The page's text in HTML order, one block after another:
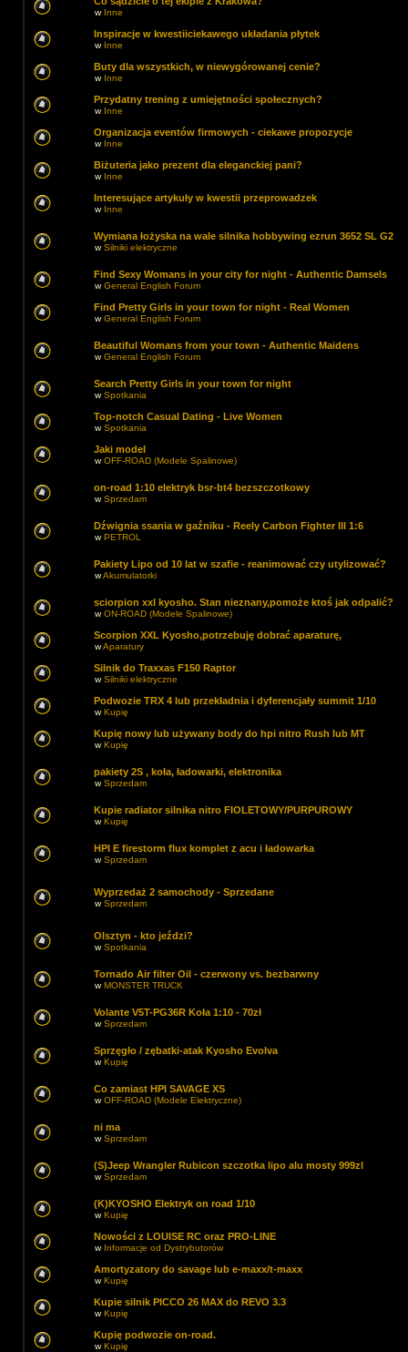
w Inne
Inspiracje w kwestiiciekawego układania płytek
w Inne
Buty dla wszystkich, w niewygórowanej cenie?
w Inne
Przydatny trening z umiejętności społecznych?
w Inne
Organizacja eventów firmowych - ciekawe propozycje
w Inne
Biżuteria jako prezent dla eleganckiej pani?
w Inne
Interesujące artykuły w kwestii przeprowadzek
w Inne
Wymiana łożyska na wale silnika hobbywing ezrun 3652 SL G2
wSilniki elektryczne
Find Sexy Womans in your city for night - Authentic Damsels
wGeneral English Forum
Find Pretty Girls in your town for night - Real Women
wGeneral English Forum
Beautiful Womans from your town - Authentic Maidens
wGeneral English Forum
Search Pretty Girls in your town for night
wSpotkania
Top-notch Сasual Dating - Live Women
wSpotkania
Jaki model
wOFF-ROAD (Modele Spalinowe)
on-road 1:10 elektryk bsr-bt4 bezszczotkowy
wSprzedam
Dźwignia ssania w gaźniku - Reely Carbon Fighter III 1:6
wPETROL
Pakiety Lipo od 10 lat w szafie - reanimować czy utylizować?
wAkumulatorki
sciorpion xxl kyosho. Stan nieznany,pomoże ktoś jak odpalić?
wON-ROAD (Modele Spalinowe)
Scorpion XXL Kyosho,potrzebuję dobrać aparaturę,
wAparatury
Silnik do Traxxas F150 Raptor
wSilniki elektryczne
Podwozie TRX 4 lub przekładnia i dyferencjały summit 1/10
wKupię
Kupię nowy lub używany body do hpi nitro Rush lub MT
wKupię
pakiety 2S , koła, ładowarki, elektronika
wSprzedam
Kupie radiator silnika nitro FIOLETOWY/PURPUROWY
wKupię
HPI E firestorm flux komplet z acu i ładowarka
wSprzedam
Wyprzedaż 2 samochody - Sprzedane
wSprzedam
Olsztyn - kto jeździ?
wSpotkania
Tornado Air filter Oil - czerwony vs. bezbarwny
wMONSTER TRUCK
Volante V5T-PG36R Koła 1:10 - 70zł
wSprzedam
Sprzęgło / zębatki-atak Kyosho Evolva
wKupię
Co zamiast HPI SAVAGE XS
wOFF-ROAD (Modele Elektryczne)
ni ma
wSprzedam
(S)Jeep Wrangler Rubicon szczotka lipo alu mosty 999zl
wSprzedam
(K)KYOSHO Elektryk on road 1/10
wKupię
Nowości z LOUISE RC oraz PRO-LINE
w Informacje od Dystrybutorów
Amortyzatory do savage lub e-maxx/t-maxx
wKupię
Kupie silnik PICCO 26 MAX do REVO 3.3
wKupię
Kupię podwozie on-road.
wKupię